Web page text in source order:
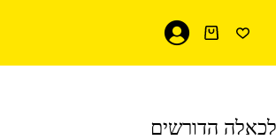
עגלת
הדורשים